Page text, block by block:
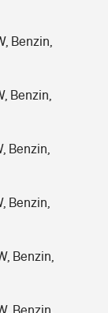
Benzin,
Benzin,
Benzin,
Benzin,
Benzin,
Benzin,